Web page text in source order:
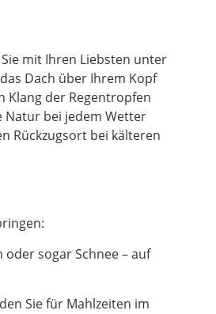
mit Ihren Liebsten unter
Dach über Ihrem Kopf
Klang der Regentropfen
Natur bei jedem Wetter
Rückzugsort bei kälteren
sogar Schnee – auf
Sie für Mahlzeiten im